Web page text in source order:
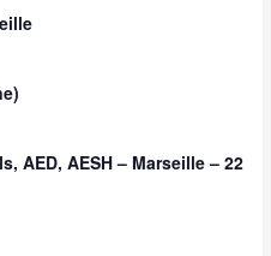
AED, AESH – Marseille – 22